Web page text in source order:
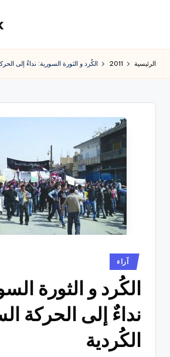
المحتوى
الرئيسية 2011 الكُرد و الثورة السورية: نداءٌ إلى
نُشر
في
آراء
الكُرد و الثورة
نداءٌ إلى الحركة
الكُردية